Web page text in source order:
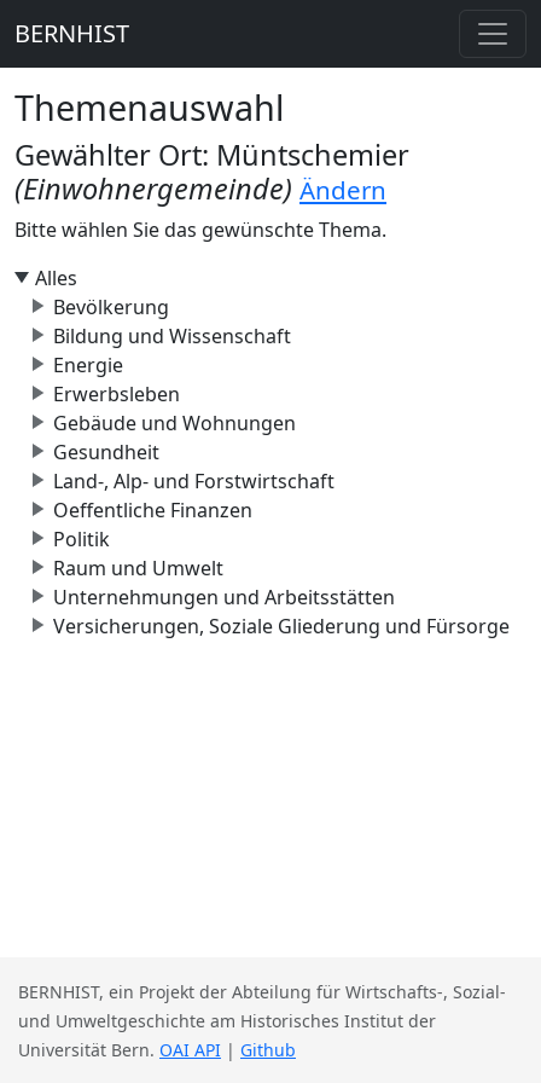
BERNHIST
Themenauswahl
Gewählter Ort: Müntschemier
(Einwohnergemeinde) Ändern
Bitte wählen Sie das gewünschte Thema.
Alles
Bevölkerung
Bildung und Wissenschaft
Energie
Erwerbsleben
Gebäude und Wohnungen
Gesundheit
Land-, Alp- und Forstwirtschaft
Oeffentliche Finanzen
Politik
Raum und Umwelt
Unternehmungen und Arbeitsstätten
Versicherungen, Soziale Gliederung und Fürsorge
BERNHIST, ein Projekt der Abteilung für Wirtschafts-, Sozial-
und Umweltgeschichte am Historisches Institut der
Universität Bern. OAI API | Github